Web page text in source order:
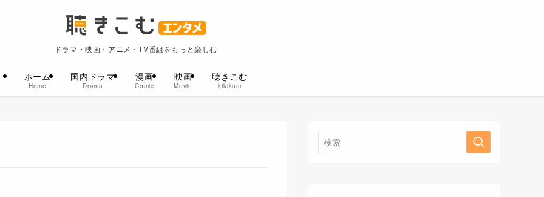
ドラマ・映画・アニメ・TV番組をもっと楽しむ
ホーム
Home
国内ドラマ
Drama
漫画
Comic
映画
Movie
聴きこむ
kikikom